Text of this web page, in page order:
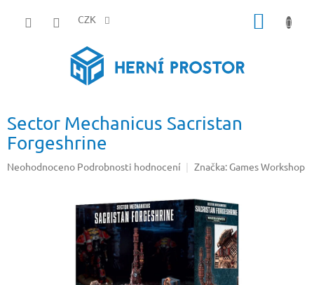
CZK
Sector Mechanicus Sacristan
Forgeshrine
Průměrné
Neohodnoceno Podrobnosti hodnocení Značka: Games Workshop